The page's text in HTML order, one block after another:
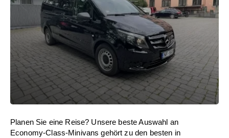
Planen Sie eine Reise? Unsere beste Auswahl an
Economy-Class-Minivans gehört zu den besten in